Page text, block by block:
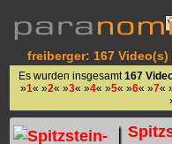
freiberger: 167
Es wurden insgesamt167
»1« »2« »3« »4« »5« »6« »7«